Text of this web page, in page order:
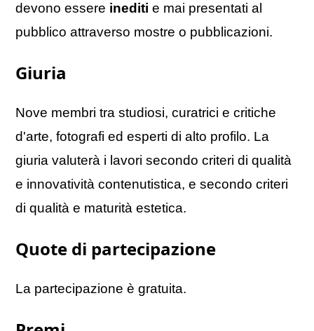
devono essere inediti e mai presentati al
pubblico attraverso mostre o pubblicazioni.
Giuria
Nove membri tra studiosi, curatrici e critiche
d'arte, fotografi ed esperti di alto profilo. La
giuria valuterà i lavori secondo criteri di qualità
e innovatività contenutistica, e secondo criteri
di qualità e maturità estetica.
Quote di partecipazione
La partecipazione è gratuita.